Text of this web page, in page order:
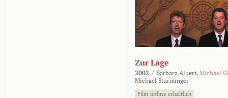
Zur Lage
2002 / Barbara Albert, Michael
Michael Sturminger
Film online erhältlich